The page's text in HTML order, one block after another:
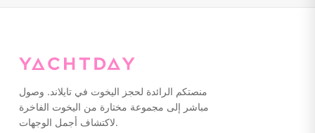
منصتكم الرائدة لحجز اليخوت في تايلاند. وصول
مباشر إلى مجموعة مختارة من اليخوت الفاخرة
لاكتشاف أجمل الوجهات.